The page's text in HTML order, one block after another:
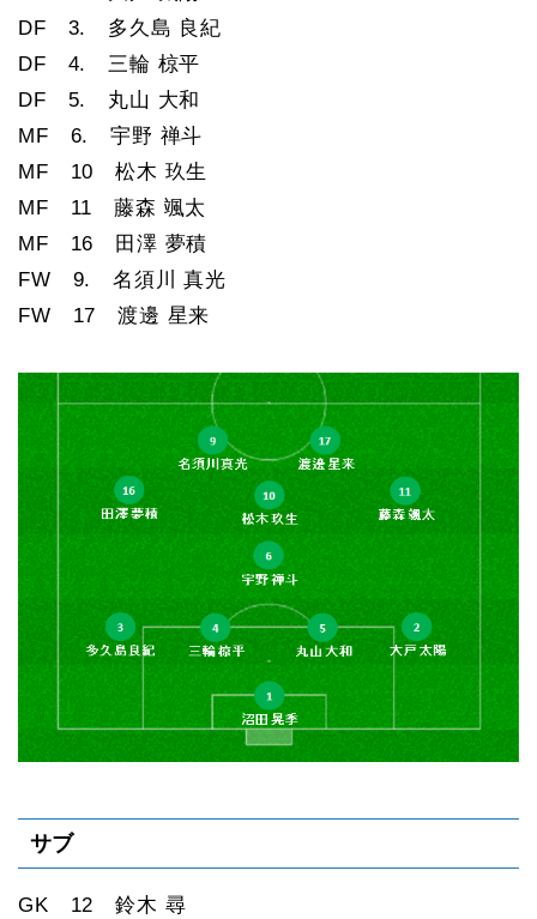
DF 3. 多久島 良紀
DF 4. 三輪 椋平
DF 5. 丸山 大和
MF 6. 宇野 禅斗
MF 10 松木 玖生
MF 11 藤森 颯太
MF 16 田澤 夢積
FW 9. 名須川 真光
FW 17 渡邊 星来
サブ
GK 12 鈴木 尋